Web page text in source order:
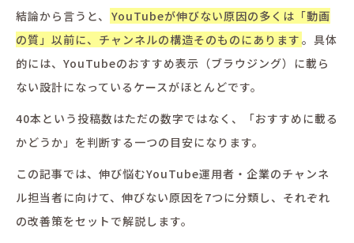
結論から言うと、 YouTubeが伸びない原因の多くは「動画
の質」以前に、チャンネルの構造そのものにあります 。具体
的には、YouTubeのおすすめ表示（ブラウジング）に載ら
ない設計になっているケースがほとんどです。
40本という投稿数はただの数字ではなく、「おすすめに載る
かどうか」を判断する一つの目安になります。
この記事では、伸び悩むYouTube運用者・企業のチャンネ
ル担当者に向けて、伸びない原因を7つに分類し、それぞれ
の改善策をセットで解説します。